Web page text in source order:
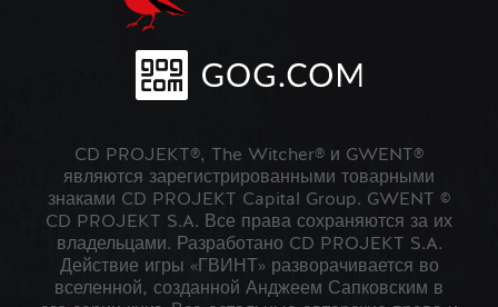
CD PROJEKT®, The Witcher® и GWENT®
являются зарегистрированными товарными
знаками CD PROJEKT Capital Group. GWENT ©
CD PROJEKT S.A. Все права сохраняются за их
владельцами. Разработано CD PROJEKT S.A.
Действие игры «ГВИНТ» разворачивается во
вселенной, созданной Анджеем Сапковским в